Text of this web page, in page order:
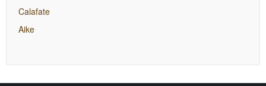
Calafate
Aike